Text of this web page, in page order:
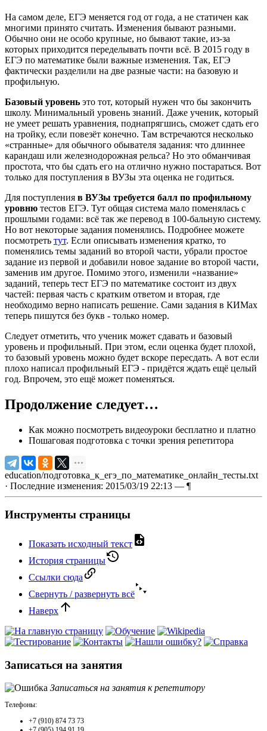
На самом деле, ЕГЭ меняется год от года, а не статичен как
многими принято считать. Изменения бывают разными.
Обычно они не особо крупные, но бывают такие, из-за
которых приходится переделывать почти всё. В 2015 году в
ЕГЭ по математике были важные изменения. Так, ЕГЭ
фактически разделили на две разные части: на базовую и
профильную.
Базовый уровень это тот, который нужен что бы закончить
школу. Минимальный уровень знаний. Даже ученик, который
не умеет решать уравнения, поднапрягшись, сможет сдать его
на тройку, если повезёт конечно. Там встречаются несколько
«странные» для обычного обывателя задания: что длиннее
карандаш или железнодорожная рельса? Но это обманчивая
простота, что бы сдать его на отлично нужно постараться. Вот
только для поступления в ВУЗы эта оценка не годиться.
Для поступления в ВУЗы требуется балл по профильному
уровню тестов ЕГЭ. Тут общая система мало поменялась с
прошлыми годами: всё так же перевод в 100-бальную систему.
Но вот некоторые задания поменялись. Подробнее можете
посмотреть тут. Если описывать изменения кратко, то
поменялись темы заданий во второй части, убрали простое
задание из первой и добавили новое задание во второй части,
заменив им другое. Помимо этого, изменили «название»
заданий, теперь тест ЕГЭ по математике состоит из двух
частей: первая часть с кратким ответом и вторая, где
необходимо верно написать решение. Сами задания в КИМах
теперь пишутся без букв - только номер.
Следует отметить, что ученик может сдавать и базовый
уровень и профильный. При этом, если оценка будет плохой,
то базовый уровень можно будет вскоре пересдать. А вот если
плохо написал профильный ЕГЭ - придётся ждать ещё целый
год. Впрочем, это ещё может поменяться.
Продолжение следует…
Как можно посмотреть видеоуроки бесплатно и платно
Пошаговая подготовка с точки зрения репетитора
education/подготовка_к_егэ_по_математике_онлайн_тесты.txt
· Последние изменения: 2015/03/19 22:13 — ¶
Инструменты страницы
Показать исходный текст
История страницы
Ссылки сюда
Свернуть / развернуть всё
Наверх
Записаться на занятия
Записаться на занятия к репетитору
Телефоны:
+7 (910) 874 73 73